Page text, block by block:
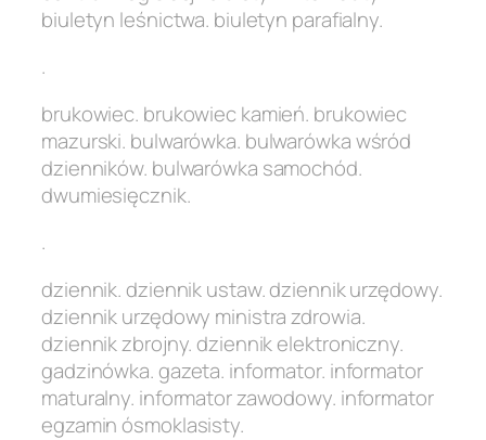
biuletyn leśnictwa. biuletyn parafialny.
.
brukowiec. brukowiec kamień. brukowiec
mazurski. bulwarówka. bulwarówka wśród
dzienników. bulwarówka samochód.
dwumiesięcznik.
.
dziennik. dziennik ustaw. dziennik urzędowy.
dziennik urzędowy ministra zdrowia.
dziennik zbrojny. dziennik elektroniczny.
gadzinówka. gazeta. informator. informator
maturalny. informator zawodowy. informator
egzamin ósmoklasisty.